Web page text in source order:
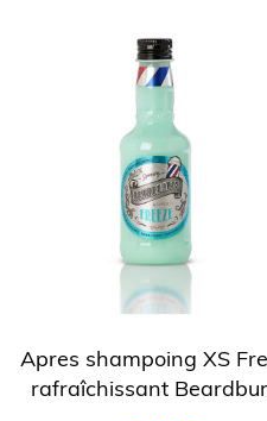
Apres shampoing XS
rafraîchissant